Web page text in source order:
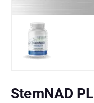
StemNAD